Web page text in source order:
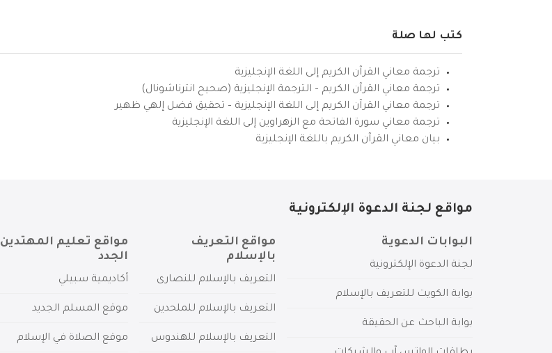
كتب لها صلة
ترجمة معاني القرآن الكريم إلى اللغة الإنجليزية
ترجمة معاني القرآن الكريم – الترجمة الإنجليزية (صحيح انترناشونال)
ترجمة معاني القرآن الكريم إلى اللغة الإنجليزية – تحقيق فضل إلهي ظهير
ترجمة معاني سورة الفاتحة مع الزهراوين إلى اللغة الإنجليزية
بيان معاني القرآن الكريم باللغة الإنجليزية
مواقع لجنة الدعوة الإلكترونية
البوابات الدعوية
لجنة الدعوة الإلكترونية
بوابة الكويت للتعريف بالإسلام
بوابة الباحث عن الحقيقة
مواقع التعريف
بالإسلام
التعريف بالإسلام للنصارى
التعريف بالإسلام للملحدين
التعريف بالإسلام للهندوس
مواقع تعليم المهتدين
الجدد
أكاديمية سبيلي
موقع المسلم الجديد
موقع الصلاة في الإسلام